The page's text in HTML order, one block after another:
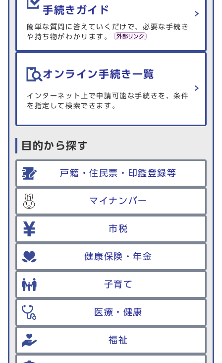
手続きガイド
簡単な質問に答えていくだけで、必要な手続き
や持ち物がわかります。
オンライン手続き一覧
インターネット上で申請可能な手続きを、条件
を指定して検索できます。
目的から探す
戸籍・住民票・印鑑登録等
マイナンバー
市税
健康保険・年金
子育て
医療・健康
福祉